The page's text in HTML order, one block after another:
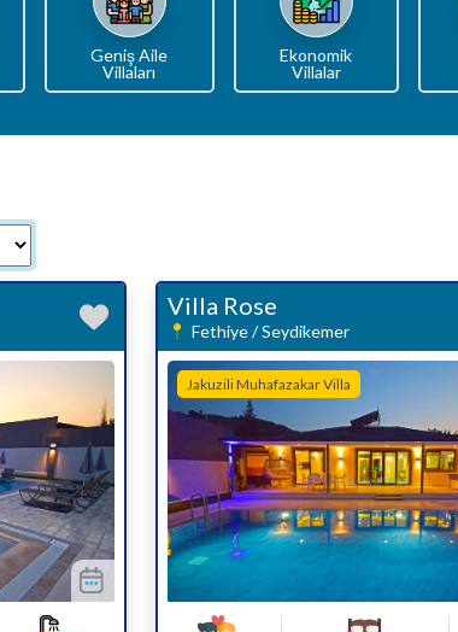
Geniş Aile
Villaları
Ekonomik
Villalar
Villa Rose
Fethiye / Seydikemer
Jakuzili Muhafazakar Villa